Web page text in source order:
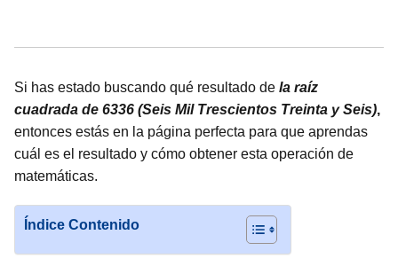
Si has estado buscando qué resultado de la raíz
cuadrada de 6336 (Seis Mil Trescientos Treinta y Seis),
entonces estás en la página perfecta para que aprendas
cuál es el resultado y cómo obtener esta operación de
matemáticas.
Índice Contenido